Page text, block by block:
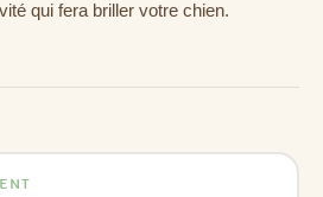
qui fera briller votre chien.